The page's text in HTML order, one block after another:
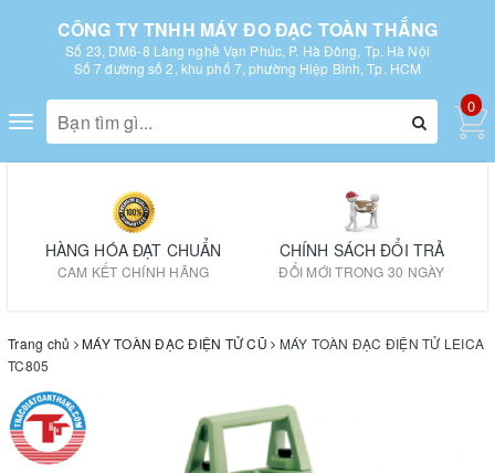
CÔNG TY TNHH MÁY ĐO ĐẠC TOÀN THẮNG
Số 23, DM6-8 Làng nghề Vạn Phúc, P. Hà Đông, Tp. Hà Nội
Số 7 đường số 2, khu phố 7, phường Hiệp Bình, Tp. HCM
Toggle
navigation
0
HÀNG HÓA ĐẠT CHUẨN
CAM KẾT CHÍNH HÃNG
CHÍNH SÁCH ĐỔI TRẢ
ĐỔI MỚI TRONG 30 NGÀY
Trang chủ MÁY TOÀN ĐẠC ĐIỆN TỬ CŨ
MÁY TOÀN ĐẠC ĐIỆN TỬ LEICA
TC805